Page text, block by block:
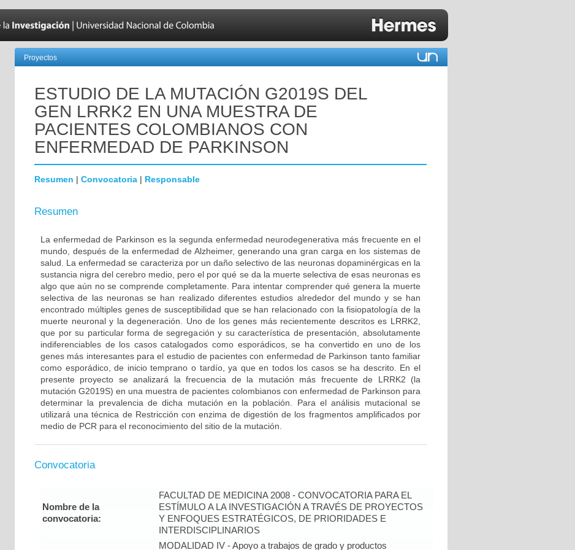
Proyectos
ESTUDIO DE LA MUTACIÓN G2019S DEL
GEN LRRK2 EN UNA MUESTRA DE
PACIENTES COLOMBIANOS CON
ENFERMEDAD DE PARKINSON
Resumen | Convocatoria | Responsable
Resumen
La enfermedad de Parkinson es la segunda enfermedad neurodegenerativa más frecuente en el
mundo, después de la enfermedad de Alzheimer, generando una gran carga en los sistemas de
salud. La enfermedad se caracteriza por un daño selectivo de las neuronas dopaminérgicas en la
sustancia nigra del cerebro medio, pero el por qué se da la muerte selectiva de esas neuronas es
algo que aún no se comprende completamente. Para intentar comprender qué genera la muerte
selectiva de las neuronas se han realizado diferentes estudios alrededor del mundo y se han
encontrado múltiples genes de susceptibilidad que se han relacionado con la fisiopatología de la
muerte neuronal y la degeneración. Uno de los genes más recientemente descritos es LRRK2,
que por su particular forma de segregación y su característica de presentación, absolutamente
indiferenciables de los casos catalogados como esporádicos, se ha convertido en uno de los
genes más interesantes para el estudio de pacientes con enfermedad de Parkinson tanto familiar
como esporádico, de inicio temprano o tardío, ya que en todos los casos se ha descrito. En el
presente proyecto se analizará la frecuencia de la mutación más frecuente de LRRK2 (la
mutación G2019S) en una muestra de pacientes colombianos con enfermedad de Parkinson para
determinar la prevalencia de dicha mutación en la población. Para el análisis mutacional se
utilizará una técnica de Restricción con enzima de digestión de los fragmentos amplificados por
medio de PCR para el reconocimiento del sitio de la mutación.
Convocatoria
Nombre de la
convocatoria:
FACULTAD DE MEDICINA 2008 - CONVOCATORIA PARA EL
ESTÍMULO A LA INVESTIGACIÓN A TRAVÉS DE PROYECTOS
Y ENFOQUES ESTRATÉGICOS, DE PRIORIDADES E
INTERDISCIPLINARIOS
MODALIDAD IV - Apoyo a trabajos de grado y productos